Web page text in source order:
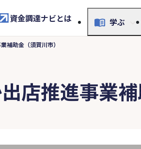
資金調達ナビとは 学ぶ
補助金（須賀川市）
店推進事業補